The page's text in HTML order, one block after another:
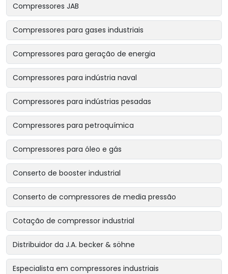
Compressores JAB
Compressores para gases industriais
Compressores para geração de energia
Compressores para indústria naval
Compressores para indústrias pesadas
Compressores para petroquímica
Compressores para óleo e gás
Conserto de booster industrial
Conserto de compressores de media pressão
Cotação de compressor industrial
Distribuidor da J.A. becker & söhne
Especialista em compressores industriais